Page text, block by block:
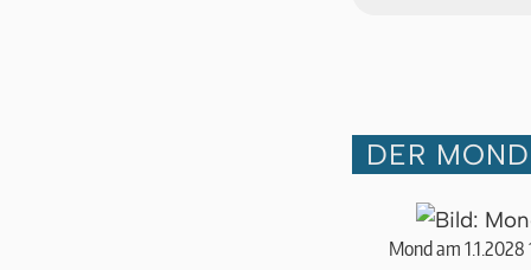
DER
Mond am 1.1.2028